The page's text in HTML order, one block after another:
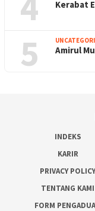
Kerabat
5 Amirul
INDEKS
KARIR
PRIVACY POLICY
TENTANG KAMI
FORM